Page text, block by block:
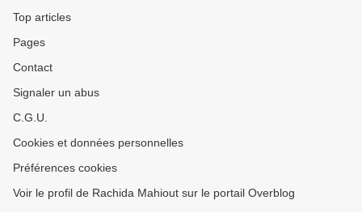
Top articles
Pages
Contact
Signaler un abus
C.G.U.
Cookies et données personnelles
Préférences cookies
Voir le profil de Rachida Mahiout sur le portail Overblog